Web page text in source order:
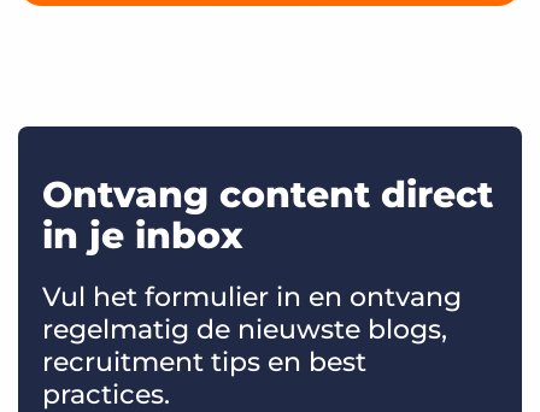
Ontvang content direct
in je inbox
Vul het formulier in en ontvang
regelmatig de nieuwste blogs,
recruitment tips en best
practices.